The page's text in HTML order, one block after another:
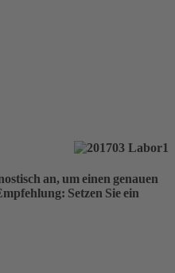
an, um einen genauen
Setzen Sie ein